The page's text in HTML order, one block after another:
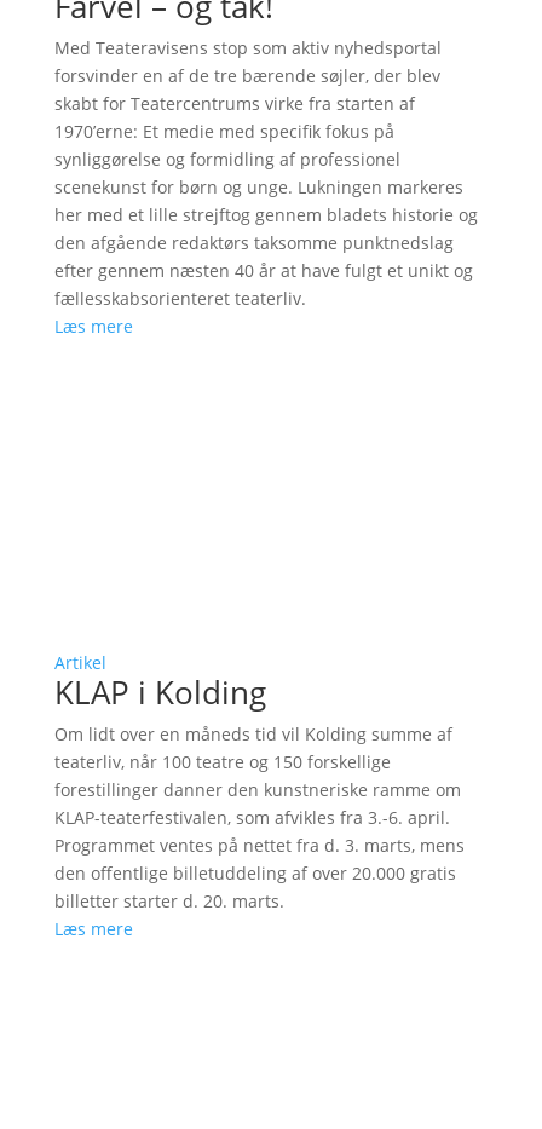
Med Teateravisens stop som aktiv nyhedsportal
forsvinder en af de tre bærende søjler, der blev
skabt for Teatercentrums virke fra starten af
1970’erne: Et medie med specifik fokus på
synliggørelse og formidling af professionel
scenekunst for børn og unge. Lukningen markeres
her med et lille strejftog gennem bladets historie og
den afgående redaktørs taksomme punktnedslag
efter gennem næsten 40 år at have fulgt et unikt og
fællesskabsorienteret teaterliv.
Læs mere
Artikel
KLAP i Kolding
Om lidt over en måneds tid vil Kolding summe af
teaterliv, når 100 teatre og 150 forskellige
forestillinger danner den kunstneriske ramme om
KLAP-teaterfestivalen, som afvikles fra 3.-6. april.
Programmet ventes på nettet fra d. 3. marts, mens
den offentlige billetuddeling af over 20.000 gratis
billetter starter d. 20. marts.
Læs mere